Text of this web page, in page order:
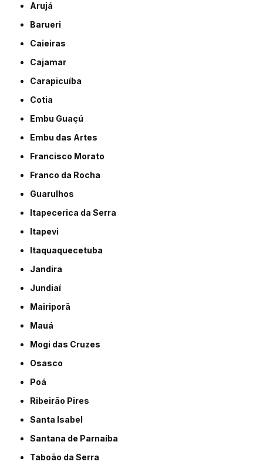
Arujá
Barueri
Caieiras
Cajamar
Carapicuíba
Cotia
Embu Guaçú
Embu das Artes
Francisco Morato
Franco da Rocha
Guarulhos
Itapecerica da Serra
Itapevi
Itaquaquecetuba
Jandira
Jundiaí
Mairiporã
Mauá
Mogi das Cruzes
Osasco
Poá
Ribeirão Pires
Santa Isabel
Santana de Parnaíba
Taboão da Serra